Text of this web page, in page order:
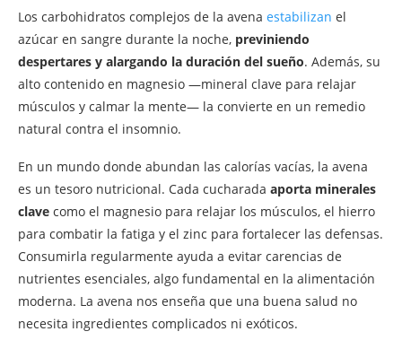
Los carbohidratos complejos de la avena estabilizan el
azúcar en sangre durante la noche, previniendo
despertares y alargando la duración del sueño. Además, su
alto contenido en magnesio —mineral clave para relajar
músculos y calmar la mente— la convierte en un remedio
natural contra el insomnio.
En un mundo donde abundan las calorías vacías, la avena
es un tesoro nutricional. Cada cucharada aporta minerales
clave como el magnesio para relajar los músculos, el hierro
para combatir la fatiga y el zinc para fortalecer las defensas.
Consumirla regularmente ayuda a evitar carencias de
nutrientes esenciales, algo fundamental en la alimentación
moderna. La avena nos enseña que una buena salud no
necesita ingredientes complicados ni exóticos.